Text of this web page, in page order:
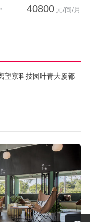
40800 元/间/月
望京科技园叶青大厦都